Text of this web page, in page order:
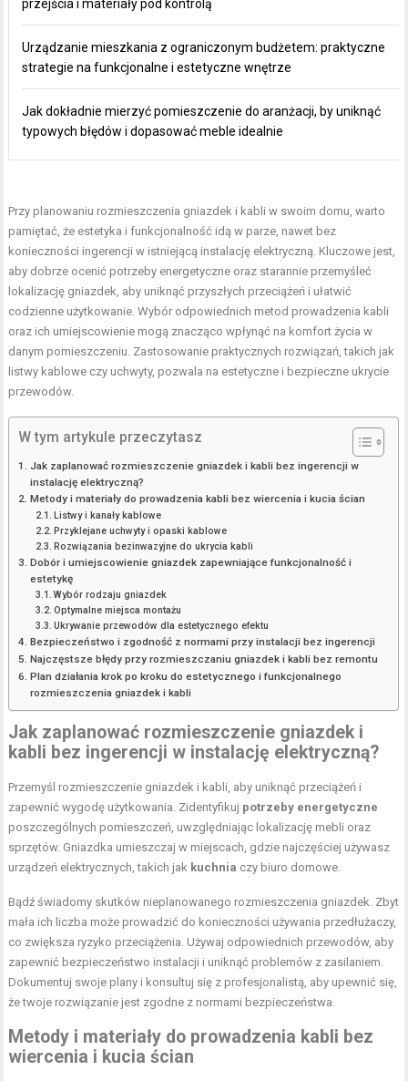
przejścia i materiały pod kontrolą
Urządzanie mieszkania z ograniczonym budżetem: praktyczne
strategie na funkcjonalne i estetyczne wnętrze
Jak dokładnie mierzyć pomieszczenie do aranżacji, by uniknąć
typowych błędów i dopasować meble idealnie
Przy planowaniu rozmieszczenia gniazdek i kabli w swoim domu, warto
pamiętać, że estetyka i funkcjonalność idą w parze, nawet bez
konieczności ingerencji w istniejącą instalację elektryczną. Kluczowe jest,
aby dobrze ocenić potrzeby energetyczne oraz starannie przemyśleć
lokalizację gniazdek, aby uniknąć przyszłych przeciążeń i ułatwić
codzienne użytkowanie. Wybór odpowiednich metod prowadzenia kabli
oraz ich umiejscowienie mogą znacząco wpłynąć na komfort życia w
danym pomieszczeniu. Zastosowanie praktycznych rozwiązań, takich jak
listwy kablowe czy uchwyty, pozwala na estetyczne i bezpieczne ukrycie
przewodów.
W tym artykule przeczytasz
Jak zaplanować rozmieszczenie gniazdek i kabli bez ingerencji w
instalację elektryczną?
Metody i materiały do prowadzenia kabli bez wiercenia i kucia ścian
Listwy i kanały kablowe
Przyklejane uchwyty i opaski kablowe
Rozwiązania bezinwazyjne do ukrycia kabli
Dobór i umiejscowienie gniazdek zapewniające funkcjonalność i
estetykę
Wybór rodzaju gniazdek
Optymalne miejsca montażu
Ukrywanie przewodów dla estetycznego efektu
Bezpieczeństwo i zgodność z normami przy instalacji bez ingerencji
Najczęstsze błędy przy rozmieszczaniu gniazdek i kabli bez remontu
Plan działania krok po kroku do estetycznego i funkcjonalnego
rozmieszczenia gniazdek i kabli
Jak zaplanować rozmieszczenie gniazdeki
kabli bez ingerencji w instalację elektryczną?
Przemyśl rozmieszczenie gniazdek i kabli, aby uniknąć przeciążeń i
zapewnić wygodę użytkowania. Zidentyfikuj potrzeby energetyczne
poszczególnych pomieszczeń, uwzględniając lokalizację mebli oraz
sprzętów. Gniazdka umieszczaj w miejscach, gdzie najczęściej używasz
urządzeń elektrycznych, takich jak kuchnia czy biuro domowe.
Bądź świadomy skutków nieplanowanego rozmieszczenia gniazdek. Zbyt
mała ich liczba może prowadzić do konieczności używania przedłużaczy,
co zwiększa ryzyko przeciążenia. Używaj odpowiednich przewodów, aby
zapewnić bezpieczeństwo instalacji i uniknąć problemów z zasilaniem.
Dokumentuj swoje plany i konsultuj się z profesjonalistą, aby upewnić się,
że twoje rozwiązanie jest zgodne z normami bezpieczeństwa.
Metody i materiały do prowadzenia kabli bez
wiercenia i kucia ścian